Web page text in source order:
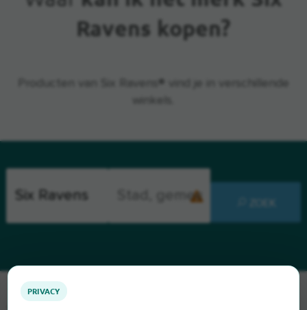
Huidige locatieRavens kopen?
Producten van Six Ravens® vind je in verschillende
ZOEK
Sorry, we kunnen Six Ravens op dit moment niet vinden. Als u
PRIVACY